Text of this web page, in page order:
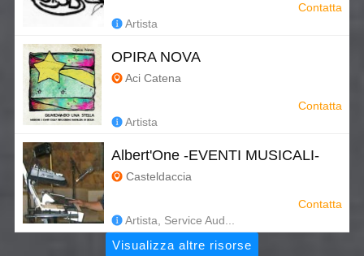
Artista
Contatta
OPIRA NOVA
Aci Catena
Artista
Contatta
Albert'One -EVENTI MUSICALI-
Casteldaccia
Artista, Service Aud...
Contatta